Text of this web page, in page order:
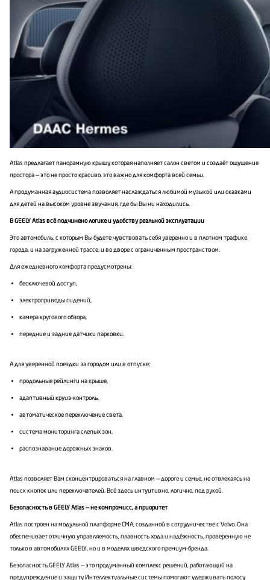
Atlas предлагает панорамную крышу, которая наполняет салон светом и создаёт ощущение
простора — это не просто красиво, это важно для комфорта всей семьи.
А продуманная аудиосистема позволяет наслаждаться любимой музыкой или сказками
для детей на высоком уровне звучания, где бы Вы ни находились.
В GEELY Atlas всё подчинено логике и удобству реальной эксплуатации
Это автомобиль, с которым Вы будете чувствовать себя уверенно и в плотном трафике
города, и на загруженной трассе, и во дворе с ограниченным пространством.
Для ежедневного комфорта предусмотрены:
бесключевой доступ,
электроприводы сидений,
камера кругового обзора,
передние и задние датчики парковки.
А для уверенной поездки за городом или в отпуске:
продольные рейлинги на крыше,
адаптивный круиз-контроль,
автоматическое переключение света,
система мониторинга слепых зон,
распознавание дорожных знаков.
Atlas позволяет Вам сконцентрироваться на главном — дороге и семье, не отвлекаясь на
поиск кнопок или переключателей. Всё здесь интуитивно, логично, под рукой.
Безопасность в GEELY Atlas — не компромисс, а приоритет
Atlas построен на модульной платформе CMA, созданной в сотрудничестве с Volvo. Она
обеспечивает отличную управляемость, плавность хода и надёжность, проверенную не
только в автомобилях GEELY, но и в моделях шведского премиум-бренда.
Безопасность GEELY Atlas — это продуманный комплекс решений, работающий на
предупреждение и защиту. Интеллектуальные системы помогают удерживать полосу,